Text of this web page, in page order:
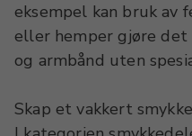
eksempel kan bruk av
eller hemper gjøre det
og armbånd uten
Skap et vakkert